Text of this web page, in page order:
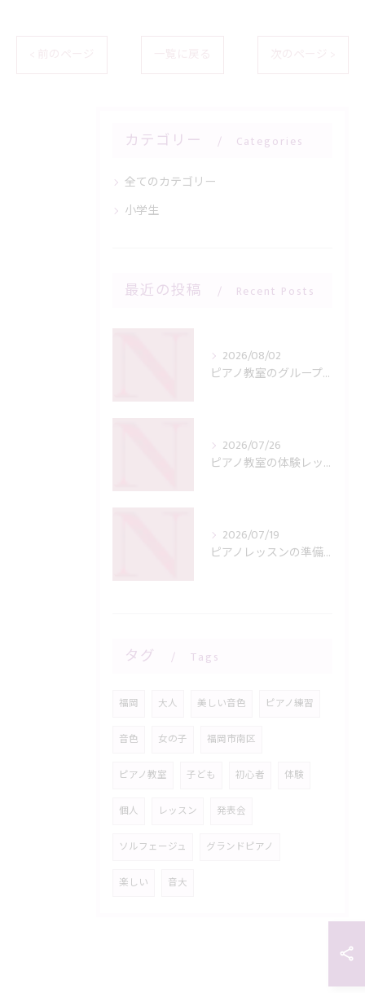
カテゴリー Categories
全てのカテゴリー
小学生
最近の投稿 Recent Posts
2026/08/02
ピアノ教室のグループレッスンを徹底比較メリットとデメリットから選び方のコツを解説
2026/07/26
ピアノ教室の体験レッスンを福岡県福岡市南区で選ぶ際の安心ポイントや教室選びのコツ
2026/07/19
ピアノレッスンの準備とピアノ教室で失敗しない親子のための完全チェックリスト
タグ Tags
福岡 大人 美しい音色 ピアノ練習
音色 女の子 福岡市南区
ピアノ教室 子ども 初心者 体験
個人 レッスン 発表会
ソルフェージュ グランドピアノ
楽しい 音大